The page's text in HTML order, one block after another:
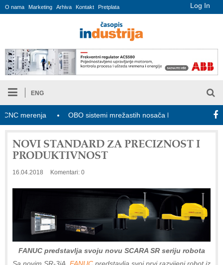
Log In
O nama Marketing Arhiva Kontakt Pretplata
ENG
merenja OBO sistemi mrežastih nosača kablova Novi
NOVI STANDARD ZA PRECIZNOST I
PRODUKTIVNOST
16.04.2018 Komentari: 0
FANUC predstavlja svoju novu SCARA SR seriju robota